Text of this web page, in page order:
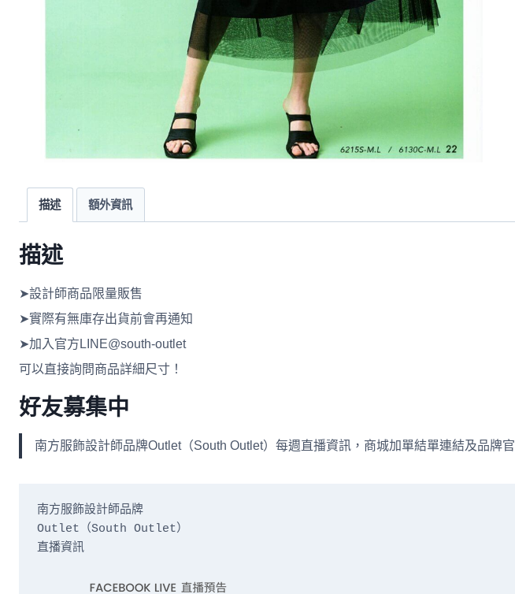
描述 額外資訊
描述
➤設計師商品限量販售
➤實際有無庫存出貨前會再通知
➤加入官方LINE@south-outlet
可以直接詢問商品詳細尺寸！
好友募集中
南方服飾設計師品牌Outlet（South Outlet）每週直播資訊，商城加單結單連結及品牌
南方服飾設計師品牌
Outlet（South Outlet）
直播資訊